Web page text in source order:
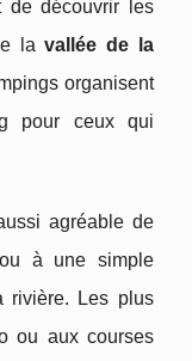
de découvrir les
lavallée de la
organisent
pour ceux qui
agréable de
à une simple
rivière. Les plus
ou aux courses